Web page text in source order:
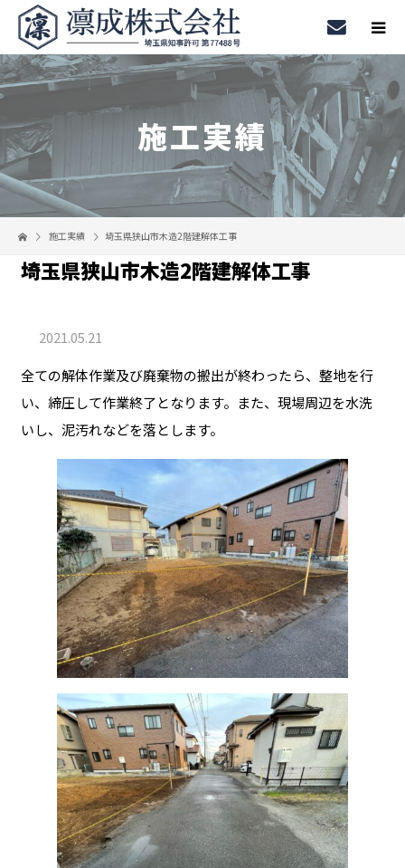
施工実績
施工実績 埼玉県狭山市木造2階建解体工事
埼玉県狭山市木造2階建解体工事
2021.05.21
全ての解体作業及び廃棄物の搬出が終わったら、整地を行
い、締圧して作業終了となります。また、現場周辺を水洗
いし、泥汚れなどを落とします。